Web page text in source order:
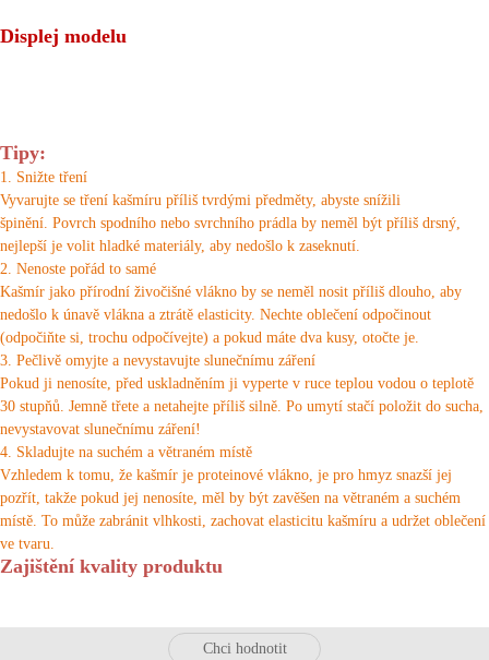
Liu** Koupit Succ 18Před minutami
Displej modelu
Tipy:
1. Snižte tření
Vyvarujte se tření kašmíru příliš tvrdými předměty, abyste snížili
špinění. Povrch spodního nebo svrchního prádla by neměl být příliš drsný,
nejlepší je volit hladké materiály, aby nedošlo k zaseknutí.
2. Nenoste pořád to samé
Kašmír jako přírodní živočišné vlákno by se neměl nosit příliš dlouho, aby
nedošlo k únavě vlákna a ztrátě elasticity. Nechte oblečení odpočinout
(odpočiňte si, trochu odpočívejte) a pokud máte dva kusy, otočte je.
3. Pečlivě omyjte a nevystavujte slunečnímu záření
Pokud ji nenosíte, před uskladněním ji vyperte v ruce teplou vodou o teplotě
30 stupňů. Jemně třete a netahejte příliš silně. Po umytí stačí položit do sucha,
nevystavovat slunečnímu záření!
4. Skladujte na suchém a větraném místě
Vzhledem k tomu, že kašmír je proteinové vlákno, je pro hmyz snazší jej
pozřít, takže pokud jej nenosíte, měl by být zavěšen na větraném a suchém
místě. To může zabránit vlhkosti, zachovat elasticitu kašmíru a udržet oblečení
ve tvaru.
Zajištění kvality produktu
Chci hodnotit